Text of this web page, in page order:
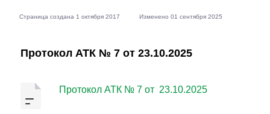
Протокол АТК № 7 от 23.10.2025
Протокол АТК № 7 от 23.10.2025
Страница создана 1 октября 2017 Изменено 01 сентября 2025